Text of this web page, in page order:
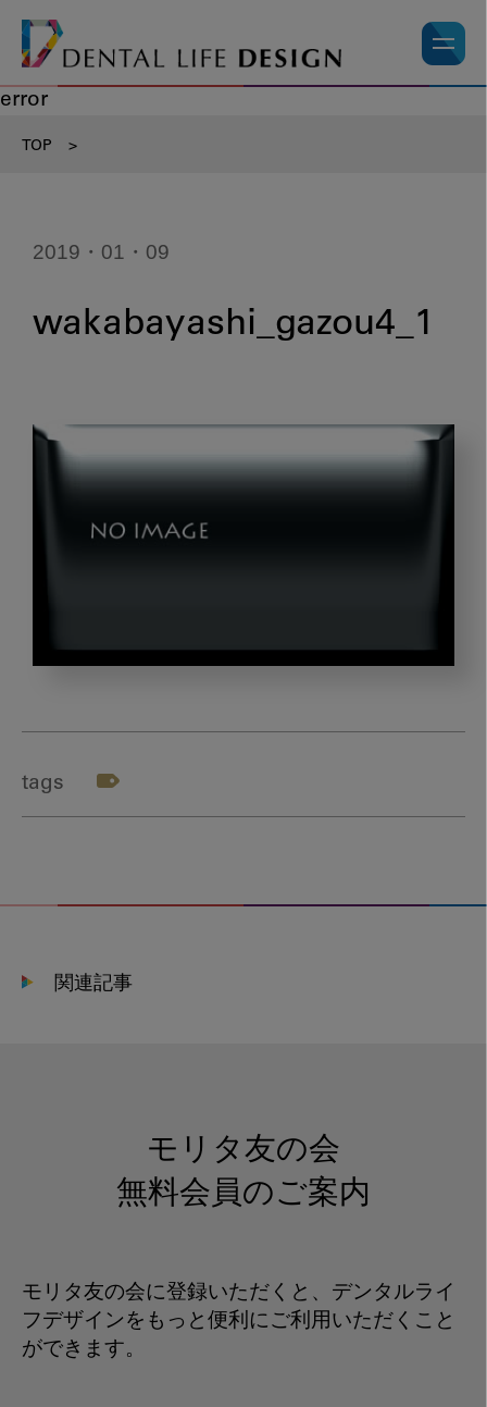
error
TOP >
2019・01・09
wakabayashi_gazou4_1
tags
関連記事
モリタ友の会
無料会員のご案内
モリタ友の会に登録いただくと、デンタルライ
フデザインをもっと便利にご利用いただくこと
ができます。